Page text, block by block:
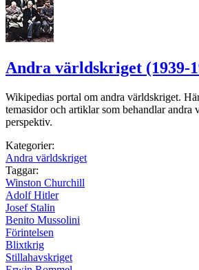
Andra världskriget (1939-
Wikipedias portal om andra världskriget.
temasidor och artiklar som behandlar andra
perspektiv.
Kategorier:
Andra världskriget
Taggar:
Winston Churchill
Adolf Hitler
Josef Stalin
Benito Mussolini
Förintelsen
Blixtkrig
Stillahavskriget